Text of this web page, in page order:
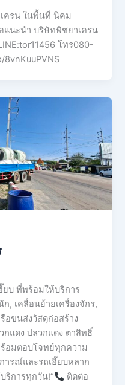
ครน ในพื้นที่ นิคม
แนะนำ บริษัทพิชยาเครน
โทร080-
ยบ ที่พร้อมให้บริการ
, เคลื่อนย้ายเครื่องจักร,
อขนส่งวัสดุก่อสร้าง
แดง ปลวกแดง ตาสิทธิ์
อมตอบโจทย์ทุกความ
ารณ์และรถเฮี๊ยบหลาก
ริการทุกวัน!”
ติดต่อ